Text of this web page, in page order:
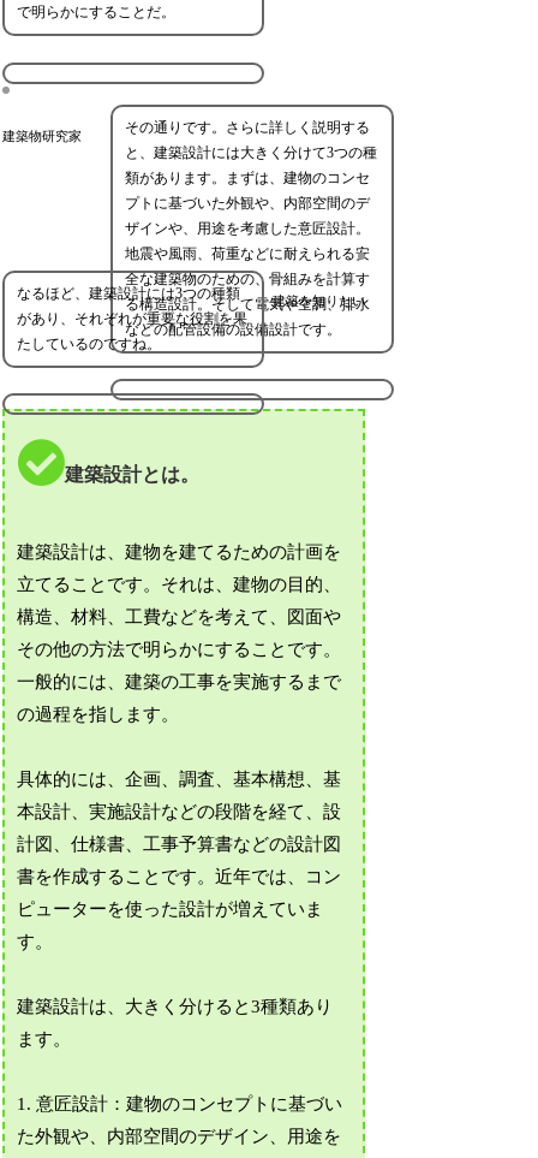
で明らかにすることだ。
建築物研究家
その通りです。さらに詳しく説明する
と、建築設計には大きく分けて3つの種
類があります。まずは、建物のコンセ
プトに基づいた外観や、内部空間のデ
ザインや、用途を考慮した意匠設計。
地震や風雨、荷重などに耐えられる安
全な建築物のための、骨組みを計算す
る構造設計。そして電気や空調、排水
などの配管設備の設備設計です。
建築を知りたい
なるほど、建築設計には3つの種類
があり、それぞれが重要な役割を果
たしているのですね。
建築設計とは。
建築設計は、建物を建てるための計画を
立てることです。それは、建物の目的、
構造、材料、工費などを考えて、図面や
その他の方法で明らかにすることです。
一般的には、建築の工事を実施するまで
の過程を指します。
具体的には、企画、調査、基本構想、基
本設計、実施設計などの段階を経て、設
計図、仕様書、工事予算書などの設計図
書を作成することです。近年では、コン
ピューターを使った設計が増えていま
す。
建築設計は、大きく分けると3種類あり
ます。
1. 意匠設計：建物のコンセプトに基づい
た外観や、内部空間のデザイン、用途を